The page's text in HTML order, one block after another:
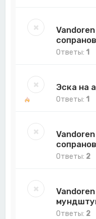
Ответы: 1
Эска на
Ответы: 1
Ответы: 2
Ответы: 2